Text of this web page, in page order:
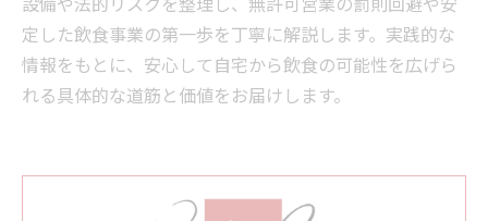
定した飲食事業の第一歩を丁寧に解説します。実践的な
情報をもとに、安心して自宅から飲食の可能性を広げら
れる具体的な道筋と価値をお届けします。